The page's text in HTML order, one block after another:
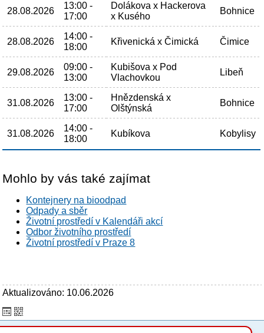
28.08.2026
13:00 -
17:00
Dolákova x Hackerova
x Kusého
Bohnice
28.08.2026
14:00 -
18:00
Křivenická x Čimická Čimice
29.08.2026
09:00 -
13:00
Kubišova x Pod
Vlachovkou
Libeň
31.08.2026
13:00 -
17:00
Hnězdenská x
Olštýnská
Bohnice
31.08.2026
14:00 -
18:00
Kubíkova Kobylisy
Mohlo by vás také zajímat
Kontejnery na bioodpad
Odpady a sběr
Životní prostředí v Kalendáři akcí
Odbor životního prostředí
Životní prostředí v Praze 8
Aktualizováno: 10.06.2026